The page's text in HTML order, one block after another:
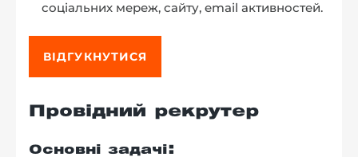
соціальних мереж, сайту, email активностей.
ВІДГУКНУТИСЯ
Провідний рекрутер
Основні задачі: